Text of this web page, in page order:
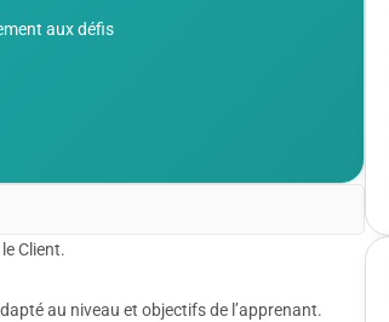
aux défis
Client.
au niveau et objectifs de l’apprenant.